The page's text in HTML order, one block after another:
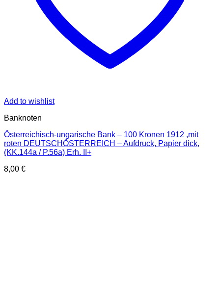
Add to wishlist
Banknoten
Österreichisch-ungarische Bank – 100 Kronen 1912 ,mit
roten DEUTSCHÖSTERREICH – Aufdruck, Papier dick,
(KK.144a / P.56a) Erh. II+
8,00 €